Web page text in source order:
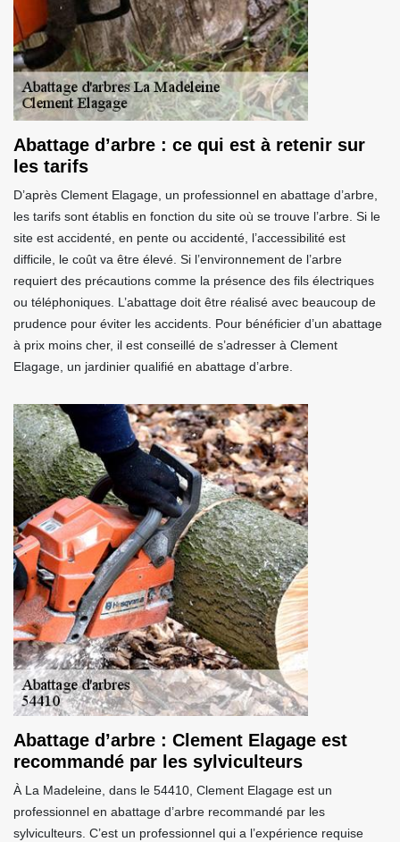
Abattage d’arbre : ce qui est à retenir sur
les tarifs
D’après Clement Elagage, un professionnel en abattage d’arbre,
les tarifs sont établis en fonction du site où se trouve l’arbre. Si le
site est accidenté, en pente ou accidenté, l’accessibilité est
difficile, le coût va être élevé. Si l’environnement de l’arbre
requiert des précautions comme la présence des fils électriques
ou téléphoniques. L’abattage doit être réalisé avec beaucoup de
prudence pour éviter les accidents. Pour bénéficier d’un abattage
à prix moins cher, il est conseillé de s’adresser à Clement
Elagage, un jardinier qualifié en abattage d’arbre.
Abattage d’arbre : Clement Elagage est
recommandé par les sylviculteurs
À La Madeleine, dans le 54410, Clement Elagage est un
professionnel en abattage d’arbre recommandé par les
sylviculteurs. C’est un professionnel qui a l’expérience requise